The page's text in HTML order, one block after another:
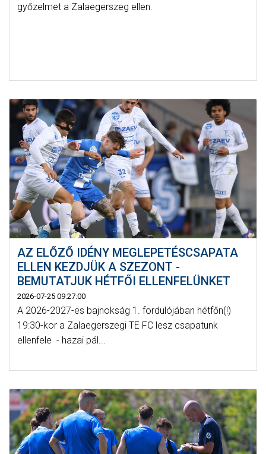
győzelmet a Zalaegerszeg ellen.
AZ ELŐZŐ IDÉNY MEGLEPETÉSCSAPATA
ELLEN KEZDJÜK A SZEZONT -
BEMUTATJUK HÉTFŐI ELLENFELÜNKET
2026-07-25 09:27:00
A 2026-2027-es bajnokság 1. fordulójában hétfőn(!)
19:30-kor a Zalaegerszegi TE FC lesz csapatunk
ellenfele - hazai pál...